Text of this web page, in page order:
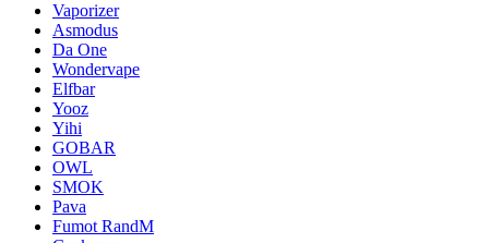
Vaporizer
Asmodus
Da One
Wondervape
Elfbar
Yooz
Yihi
GOBAR
OWL
SMOK
Pava
Fumot RandM